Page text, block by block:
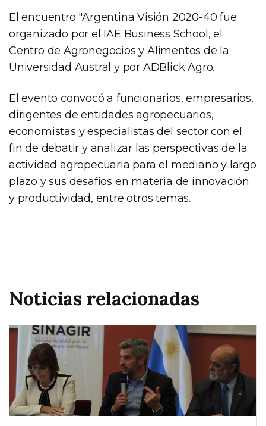
El encuentro "Argentina Visión 2020-40 fue
organizado por el IAE Business School, el
Centro de Agronegocios y Alimentos de la
Universidad Austral y por ADBlick Agro.
El evento convocó a funcionarios, empresarios,
dirigentes de entidades agropecuarios,
economistas y especialistas del sector con el
fin de debatir y analizar las perspectivas de la
actividad agropecuaria para el mediano y largo
plazo y sus desafíos en materia de innovación
y productividad, entre otros temas.
Noticias relacionadas